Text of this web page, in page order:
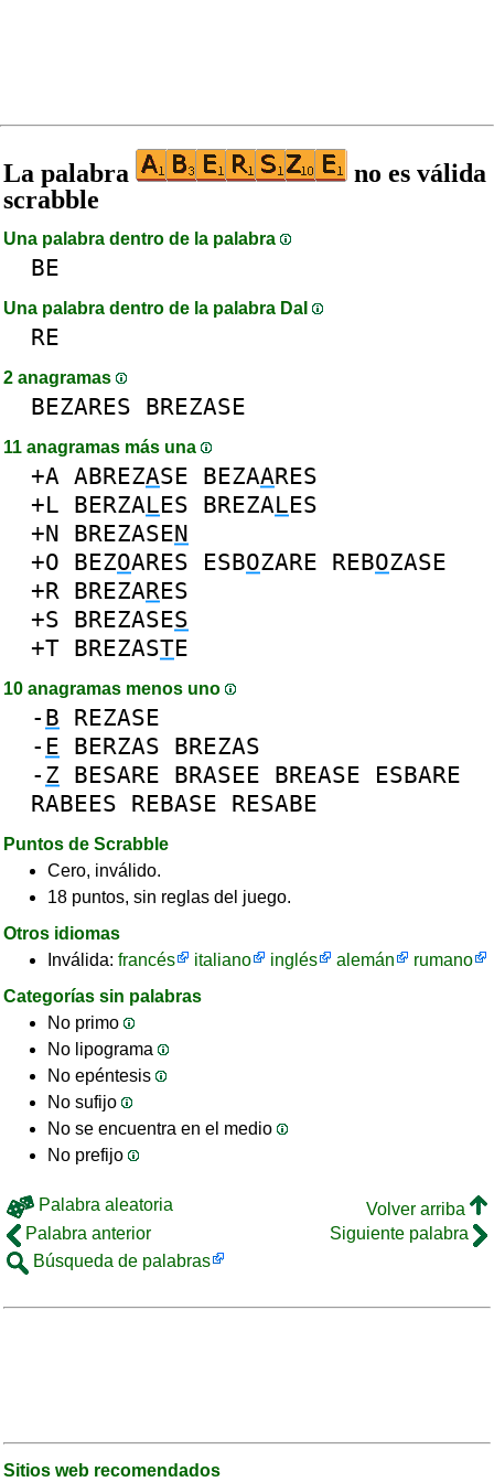
La palabra
no es válida
scrabble
Una palabra dentro de la palabra
BE
Una palabra dentro de la palabra DaI
RE
2 anagramas
BEZARES BREZASE
11 anagramas más una
+A ABREZASE BEZAARES
+L BERZALES BREZALES
+N BREZASEN
+O BEZOARES ESBOZARE REBOZASE
+R BREZARES
+S BREZASES
+T BREZASTE
10 anagramas menos uno
- B REZASE
- E BERZAS BREZAS
- Z BESARE BRASEE BREASE
ESBARE
RABEES REBASE RESABE
Puntos de Scrabble
Cero, inválido.
18 puntos, sin reglas del juego.
Otros idiomas
Inválida: francés italiano inglés alemán
rumano
Categorías sin palabras
No primo
No lipograma
No epéntesis
No sufijo
No se encuentra en el medio
No prefijo
Palabra aleatoria
Volver arriba
Palabra anterior
Siguiente palabra
Búsqueda de palabras
Sitios web recomendados